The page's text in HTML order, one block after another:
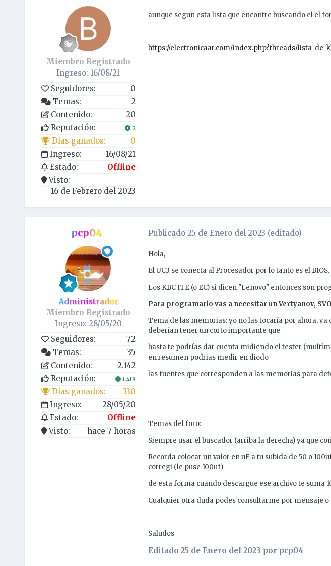
Miembro Registrado
Ingreso: 16/08/21
Seguidores:
0
Temas:
2
Contenido:
20
Reputación:
2
Días ganados:
0
Ingreso:
16/08/21
Estado:
Offline
Visto:
16 de Febrero del 2023
aunque segun esta lista que encontre buscando el el
https://electronicaar.com/index.php?threads/lista-de-
pcp04
Administrador
Miembro Registrado
Ingreso: 28/05/20
Seguidores:
72
Temas:
35
Contenido:
2.142
Reputación:
1.418
Días ganados:
330
Ingreso:
28/05/20
Estado:
Offline
Visto:
hace 7 horas
Publicado 25 de Enero del 2023 (editado)
Hola,
El UC3 se conecta al Procesador por lo tanto es el BIOS.
Los KBC ITE (o EC) si dicen "Lenovo" entonces son
Para programarlo vas a necesitar un Vertyanov,
Tema de las memorias: yo no las tocaría por ahora,
deberían tener un corto importante que
hasta te podrías dar cuenta midiendo el tester
en resumen podrias medir en diodo
las fuentes que corresponden a las memorias para
Temas del foro:
Siempre usar el buscador (arriba la derecha) ya que
Recorda colocar un valor en uF a tu subida de 50 o
corregi (le puse 100uf)
de esta forma cuando descargue ese archivo te suma
Cualquier otra duda podes consultarme por mensaje
Saludos
Editado 25 de Enero del 2023 por pcp04